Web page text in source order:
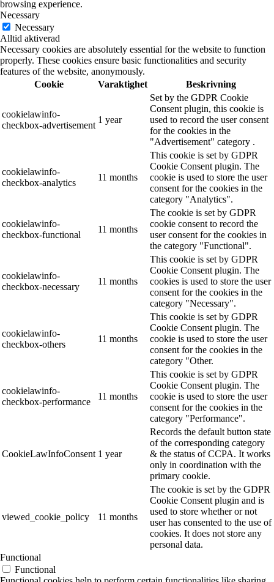
browsing experience.
Necessary
Necessary
Alltid aktiverad
Necessary cookies are absolutely essential for the website to function
properly. These cookies ensure basic functionalities and security
features of the website, anonymously.
Cookie
Varaktighet Beskrivning
cookielawinfo-
checkbox-advertisement
1 year
Set by the GDPR Cookie
Consent plugin, this cookie is
used to record the user consent
for the cookies in the
"Advertisement" category .
cookielawinfo-
checkbox-analytics
11 months
This cookie is set by GDPR
Cookie Consent plugin. The
cookie is used to store the user
consent for the cookies in the
category "Analytics".
cookielawinfo-
checkbox-functional
11 months
The cookie is set by GDPR
cookie consent to record the
user consent for the cookies in
the category "Functional".
cookielawinfo-
checkbox-necessary
11 months
This cookie is set by GDPR
Cookie Consent plugin. The
cookies is used to store the user
consent for the cookies in the
category "Necessary".
cookielawinfo-
checkbox-others
11 months
This cookie is set by GDPR
Cookie Consent plugin. The
cookie is used to store the user
consent for the cookies in the
category "Other.
cookielawinfo-
checkbox-performance
11 months
This cookie is set by GDPR
Cookie Consent plugin. The
cookie is used to store the user
consent for the cookies in the
category "Performance".
CookieLawInfoConsent 1 year
Records the default button state
of the corresponding category
& the status of CCPA. It works
only in coordination with the
primary cookie.
viewed_cookie_policy 11 months
The cookie is set by the GDPR
Cookie Consent plugin and is
used to store whether or not
user has consented to the use of
cookies. It does not store any
personal data.
Functional
Functional